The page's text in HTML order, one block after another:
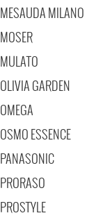
MESAUDA MILANO
MOSER
MULATO
OLIVIA GARDEN
OMEGA
OSMO ESSENCE
PANASONIC
PRORASO
PROSTYLE